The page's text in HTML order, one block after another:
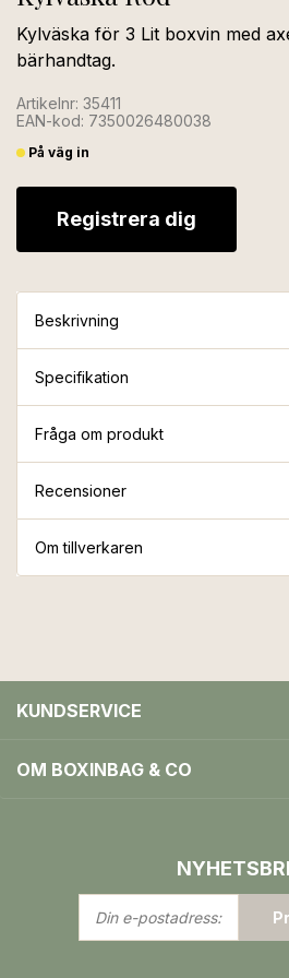
Kylväska för 3 Lit boxvin med
bärhandtag.
Artikelnr: 35411
EAN-kod: 7350026480038
På väg in
Registrera dig
Beskrivning
Specifikation
Fråga om produkt
Recensioner
Om tillverkaren
KUNDSERVICE
OM BOXINBAG & CO
Din
e-